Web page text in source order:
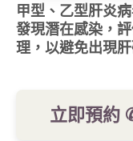
甲型、乙型肝炎
發現潛在感染，
理，以避免出現
立即預約